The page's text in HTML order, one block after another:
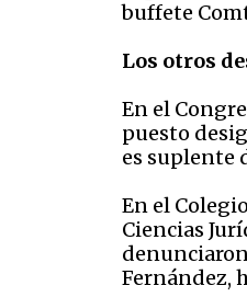
buffete
Los otros
En el
puesto
es suplente
En el
Ciencias
Fernández,